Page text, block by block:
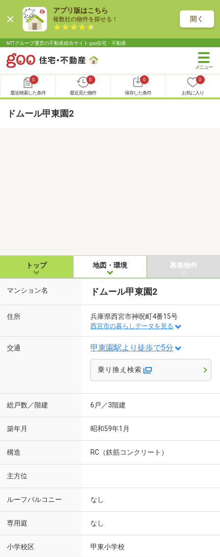
アプリ版はこちら
複数社の物件を探せる！ 開く
NTTグループ運営の不動産総合サイト goo住宅・不動産
0
最近検索した条件
0
最近見た物件
0
保存した条件
0
お気に入り
ドムール甲東園2
トップ 地図・環境 募集物件
マンション名 ドムール甲東園2
住所 兵庫県西宮市神呪町4番15号
西宮市の暮らしデータを見る
交通 甲東園駅より徒歩で5分
乗り換え検索
総戸数／階建 6戸／3階建
築年月 昭和59年1月
構造 RC（鉄筋コンクリート）
主方位
ルーフバルコニー なし
専用庭 なし
小学校区 甲東小学校